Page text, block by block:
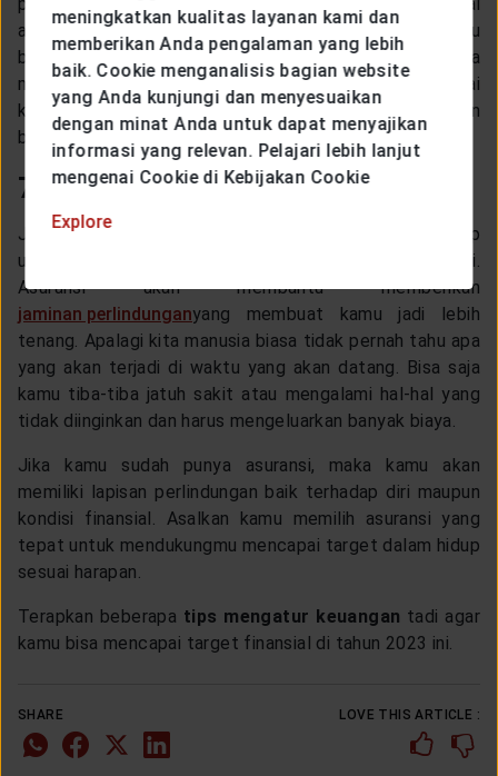
aset tapi juga membuatnya berkembang atau
bertambah semakin besar. Apalagi jika kamu bisa
mengelola investasi tersebut dengan baik, maka nilai
keuntungan yang akan kamu dapatkan bisa semakin
besar lagi.
7. Miliki Asuransi
Jangan lupa, miliki asuransi agar kamu bisa lebih siap
untuk menghadapi masa depan yang sulit diprediksi.
Asuransi akan membantu memberikan
jaminan perlindunganyang membuat kamu jadi lebih
tenang. Apalagi kita manusia biasa tidak pernah tahu apa
yang akan terjadi di waktu yang akan datang. Bisa saja
kamu tiba-tiba jatuh sakit atau mengalami hal-hal yang
tidak diinginkan dan harus mengeluarkan banyak biaya.
Jika kamu sudah punya asuransi, maka kamu akan
memiliki lapisan perlindungan baik terhadap diri maupun
kondisi finansial. Asalkan kamu memilih asuransi yang
tepat untuk mendukungmu mencapai target dalam hidup
sesuai harapan.
Terapkan beberapa tips mengatur keuangan tadi agar
kamu bisa mencapai target finansial di tahun 2023 ini.
SHARE LOVE THIS ARTICLE :
meningkatkan kualitas layanan kami dan
memberikan Anda pengalaman yang lebih
baik. Cookie menganalisis bagian website
yang Anda kunjungi dan menyesuaikan
dengan minat Anda untuk dapat menyajikan
informasi yang relevan. Pelajari lebih lanjut
mengenai Cookie di Kebijakan Cookie
Explore